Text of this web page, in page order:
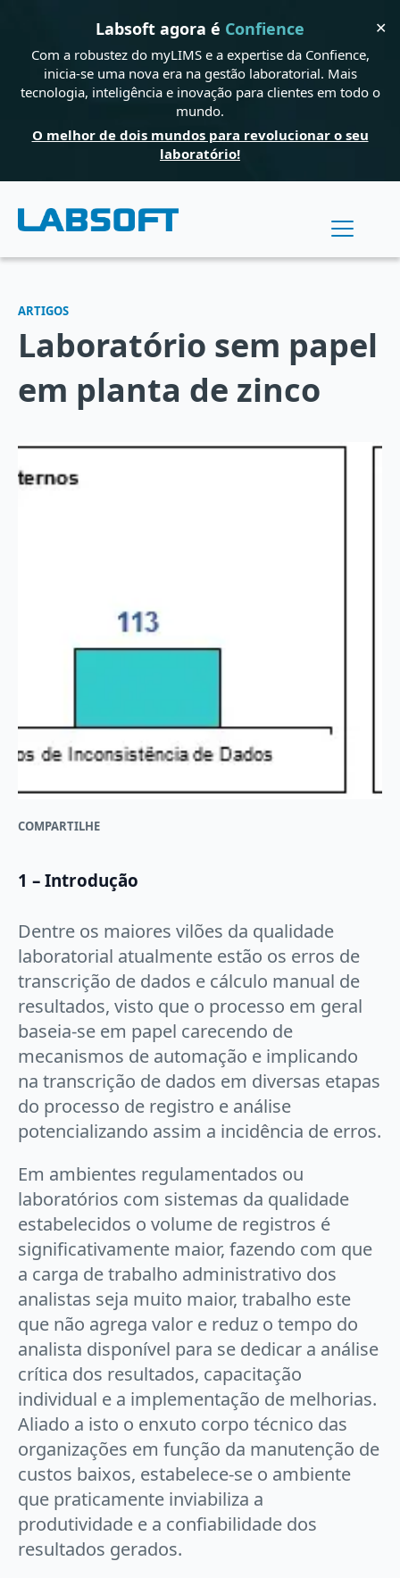
Labsoft agora é Confience
Com a robustez do myLIMS e a expertise da Confience,
inicia-se uma nova era na gestão laboratorial. Mais
tecnologia, inteligência e inovação para clientes em todo o
mundo.
O melhor de dois mundos para revolucionar o seu
laboratório!
✕
ARTIGOS
Laboratório sem papel
em planta de zinco
COMPARTILHE
1 – Introdução
Dentre os maiores vilões da qualidade
laboratorial atualmente estão os erros de
transcrição de dados e cálculo manual de
resultados, visto que o processo em geral
baseia-se em papel carecendo de
mecanismos de automação e implicando
na transcrição de dados em diversas etapas
do processo de registro e análise
potencializando assim a incidência de erros.
Em ambientes regulamentados ou
laboratórios com sistemas da qualidade
estabelecidos o volume de registros é
significativamente maior, fazendo com que
a carga de trabalho administrativo dos
analistas seja muito maior, trabalho este
que não agrega valor e reduz o tempo do
analista disponível para se dedicar a análise
crítica dos resultados, capacitação
individual e a implementação de melhorias.
Aliado a isto o enxuto corpo técnico das
organizações em função da manutenção de
custos baixos, estabelece-se o ambiente
que praticamente inviabiliza a
produtividade e a confiabilidade dos
resultados gerados.